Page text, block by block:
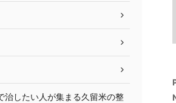
治したい人が集まる久留米の整